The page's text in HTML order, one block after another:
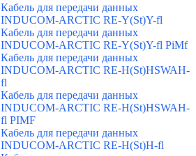
Кабель для передачи данных
INDUCOM-ARCTIC RE-Y(St)Y-fl
Кабель для передачи данных
INDUCOM-ARCTIC RE-Y(St)Y-fl PiMf
Кабель для передачи данных
INDUCOM-ARCTIC RE-H(St)HSWAH-
fl
Кабель для передачи данных
INDUCOM-ARCTIC RE-H(St)HSWAH-
fl PIMF
Кабель для передачи данных
INDUCOM-ARCTIC RE-H(St)H-fl